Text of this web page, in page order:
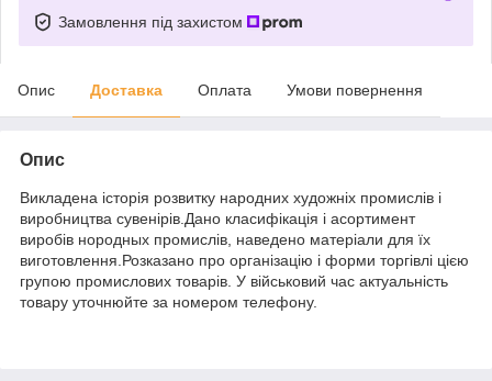
Замовлення під захистом
Опис Доставка Оплата Умови повернення
Опис
Викладена історія розвитку народних художніх промислів і
виробництва сувенірів.Дано класифікація і асортимент
виробів нородных промислів, наведено матеріали для їх
виготовлення.Розказано про організацію і форми торгівлі цією
групою промислових товарів. У військовий час актуальність
товару уточнюйте за номером телефону.